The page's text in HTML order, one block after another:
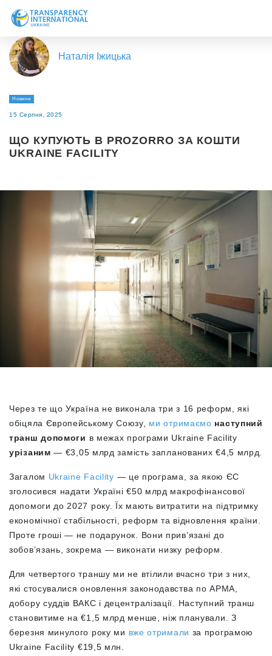
Про нас
Новини
Напрями роботи
Долучитися
Наталія Іжицька
Новини
15 Серпня, 2025
ЩО КУПУЮТЬ В PROZORRO ЗА КОШТИ
UKRAINE FACILITY
Через те що Україна не виконала три з 16 реформ, які
обіцяла Європейському Союзу, ми отримаємо наступний
транш допомоги в межах програми Ukraine Facility
урізаним — €3,05 млрд замість запланованих €4,5 млрд.
Загалом Ukraine Facility — це програма, за якою ЄС
зголосився надати Україні €50 млрд макрофінансової
допомоги до 2027 року. Їх мають витратити на підтримку
економічної стабільності, реформ та відновлення країни.
Проте гроші — не подарунок. Вони прив’язані до
зобов’язань, зокрема — виконати низку реформ.
Для четвертого траншу ми не втілили вчасно три з них,
які стосувалися оновлення законодавства по АРМА,
добору суддів ВАКС і децентралізації. Наступний транш
становитиме на €1,5 млрд менше, ніж планували. З
березня минулого року ми вже отримали за програмою
Ukraine Facility €19,5 млн.